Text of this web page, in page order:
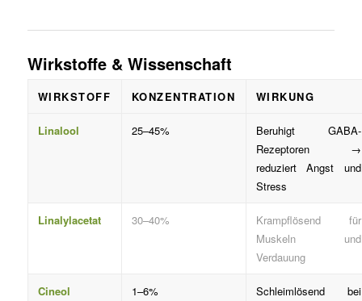
Wirkstoffe & Wissenschaft
WIRKSTOFF KONZENTRATION WIRKUNG
Linalool 25–45%
Beruhigt GABA-
Rezeptoren →
reduziert Angst und
Stress
Linalylacetat 30–40%
Krampflösend für
Muskeln und
Verdauung
Cineol 1–6%
Schleimlösend bei